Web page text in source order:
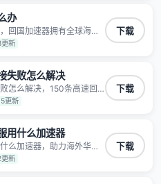
办
回国加速器拥有全球海量
超稳定，专为海外华人和
除地域限制，随时高速稳
新
下载
失败怎么解决
怎么解决，150条高速回
注册 一键连接 提供高速
快人一步 应用模式 App互
方对数据进行窃取和监听
更新
下载
用什么加速器
么加速器，助力海外华人
国内各直播平台,解决国内
速海量国服游戏，超低延
新
下载